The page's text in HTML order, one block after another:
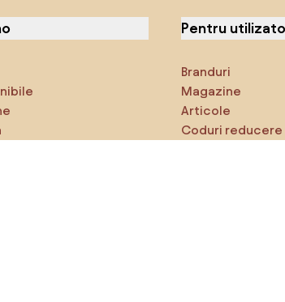
Pentru
Branduri
Magazine
Articole
Coduri reducere